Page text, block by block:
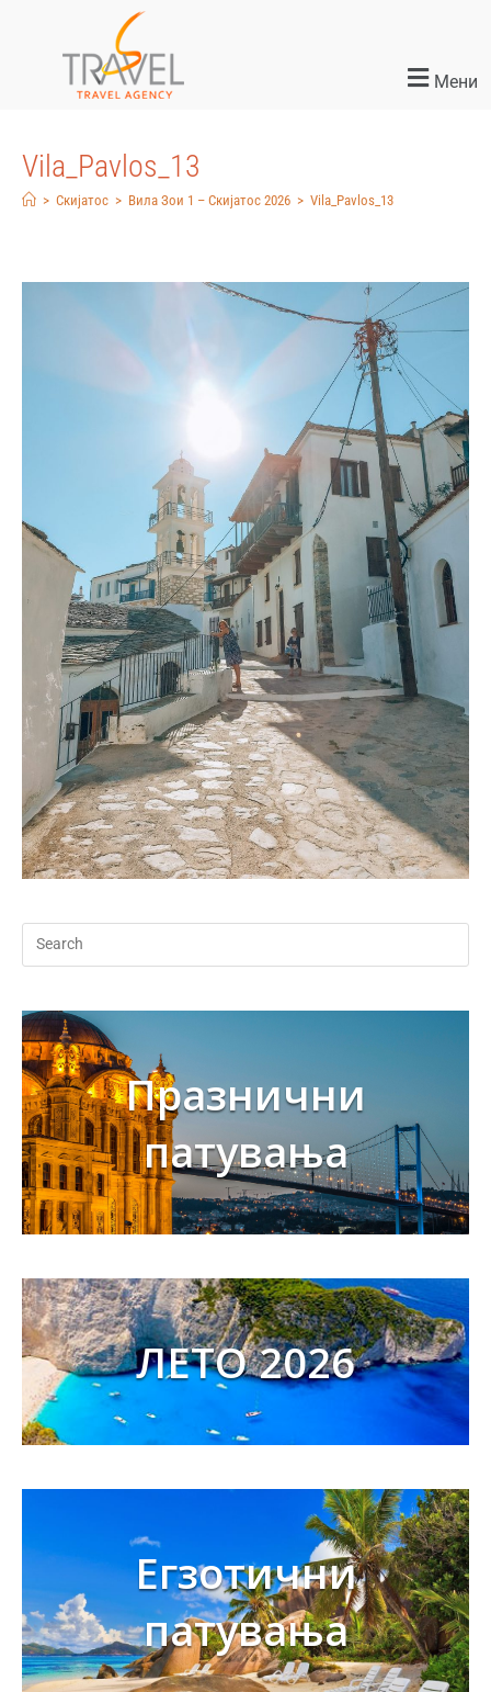
Мени
Vila_Pavlos_13
> Скијатос > Вила Зои 1 – Скијатос 2026 > Vila_Pavlos_13
Празнични
патувања
ЛЕТО 2026
Егзотични
патувања